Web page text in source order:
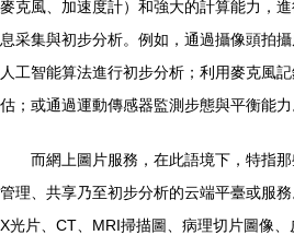
麥克風、加速度計）和強大的計算能力，
息采集與初步分析。例如，通過攝像頭拍
人工智能算法進行初步分析；利用麥克風
估；或通過運動傳感器監測步態與平衡能力
而網上圖片服務，在此語境下，特指
管理、共享乃至初步分析的云端平臺或服
X光片、CT、MRI掃描圖、病理切片圖像